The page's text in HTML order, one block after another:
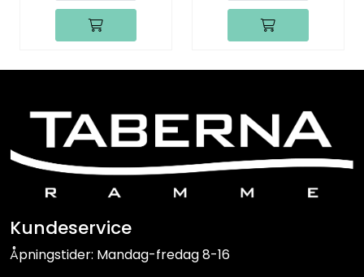
Kundeservice
Åpningstider: Mandag-fredag 8-16